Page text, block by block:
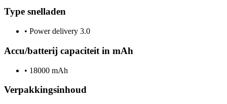
Type snelladen
• Power delivery 3.0
Accu/batterij capaciteit in mAh
• 18000 mAh
Verpakkingsinhoud